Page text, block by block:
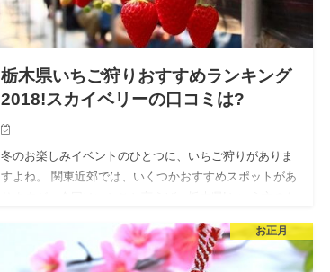
栃木県いちご狩りおすすめランキング
2018!スカイベリーの口コミは?
冬のお楽しみイベントのひとつに、いちご狩りがありま
すよね。 関東近郊では、いくつかおすすめスポットがあ
お正月